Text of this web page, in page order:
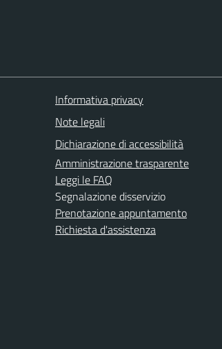
Informativa privacy
Note legali
Dichiarazione di accessibilità
Amministrazione trasparente
Leggi le FAQ
Segnalazione disservizio
Prenotazione appuntamento
Richiesta d'assistenza